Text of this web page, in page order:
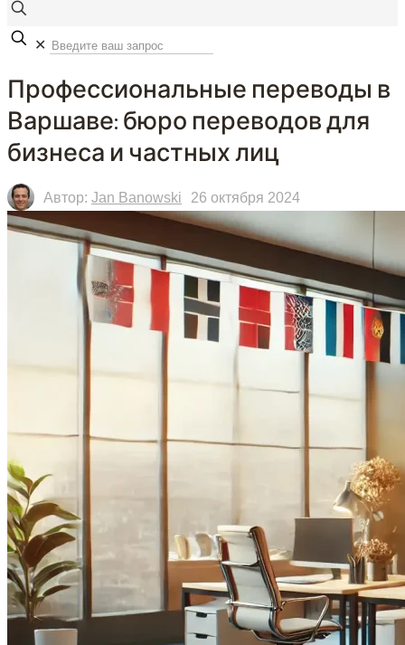
✕
Профессиональные переводы в
Варшаве: бюро переводов для
бизнеса и частных лиц
Автор: Jan Banowski 26 октября 2024